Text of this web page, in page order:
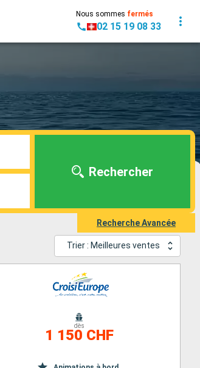
Nous sommes fermés
02 15 19 08 33
Rechercher
Recherche Avancée
Trier : Meilleures ventes
dès
1 150 CHF